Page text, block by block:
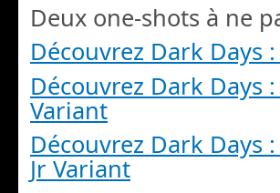
Deux one-shots à ne
Découvrez Dark Days
Découvrez Dark Days
Variant
Découvrez Dark Days
Jr Variant